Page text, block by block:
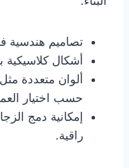
تصاميم
أشكال كلاسيكية
ألوان متعددة
حسب اختيار
إمكانية دمج
راقية.